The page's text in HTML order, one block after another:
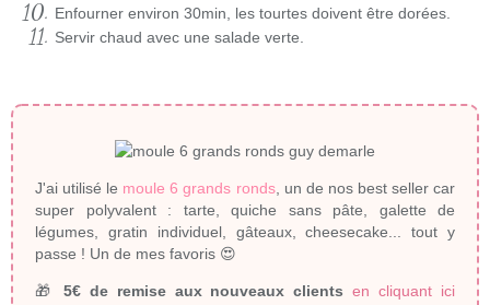
Enfourner environ 30min, les tourtes doivent être dorées.
Servir chaud avec une salade verte.
J'ai utilisé le moule 6 grands ronds, un de nos best seller car
super polyvalent : tarte, quiche sans pâte, galette de
légumes, gratin individuel, gâteaux, cheesecake... tout y
passe ! Un de mes favoris 😍
🎁 5€ de remise aux nouveaux clients en cliquant ici